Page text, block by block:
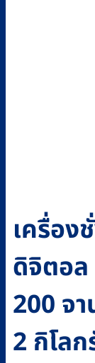
เครื่อง
ดิจิตอล
200 จ
2 กิโล